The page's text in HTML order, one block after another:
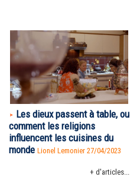
Les dieux passent à table, ou
comment les religions
influencent les cuisines du
monde Lionel Lemonier 27/04/2023
+ d'articles...